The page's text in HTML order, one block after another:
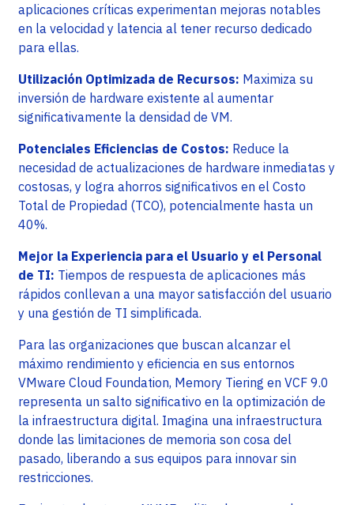
aplicaciones críticas experimentan mejoras notables
en la velocidad y latencia al tener recurso dedicado
para ellas.
Utilización Optimizada de Recursos: Maximiza su
inversión de hardware existente al aumentar
significativamente la densidad de VM.
Potenciales Eficiencias de Costos: Reduce la
necesidad de actualizaciones de hardware inmediatas y
costosas, y logra ahorros significativos en el Costo
Total de Propiedad (TCO), potencialmente hasta un
40%.
Mejor la Experiencia para el Usuario y el Personal
de TI: Tiempos de respuesta de aplicaciones más
rápidos conllevan a una mayor satisfacción del usuario
y una gestión de TI simplificada.
Para las organizaciones que buscan alcanzar el
máximo rendimiento y eficiencia en sus entornos
VMware Cloud Foundation, Memory Tiering en VCF 9.0
representa un salto significativo en la optimización de
la infraestructura digital. Imagina una infraestructura
donde las limitaciones de memoria son cosa del
pasado, liberando a sus equipos para innovar sin
restricciones.